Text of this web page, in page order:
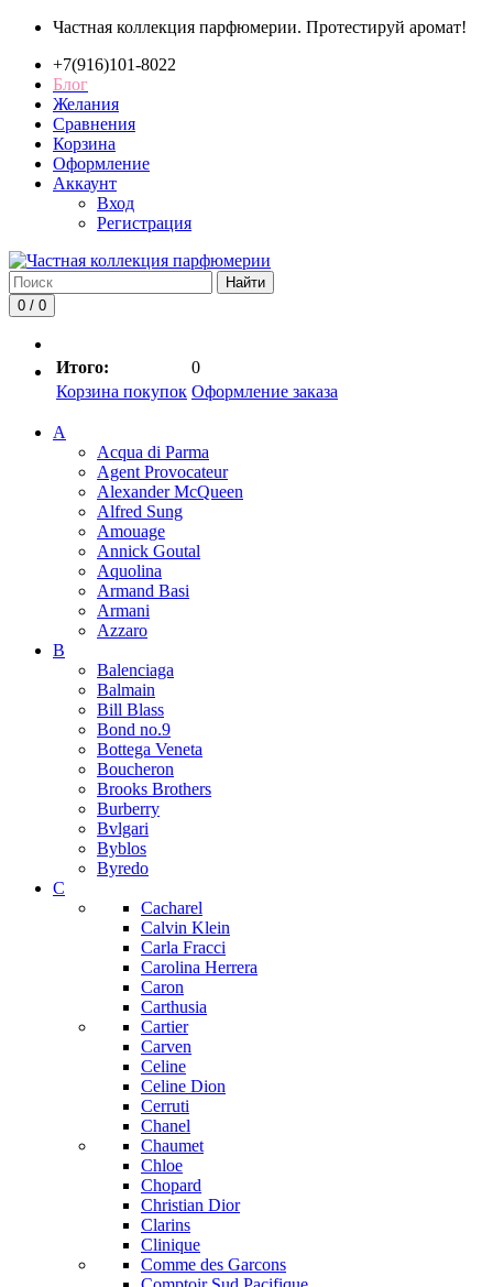
Частная коллекция парфюмерии. Протестируй аромат!
+7(916)101-8022
Блог
Желания
Сравнения
Корзина
Оформление
Аккаунт
Вход
Регистрация
Найти
0 / 0
Итого:
0
Корзина покупок Оформление заказа
A
Acqua di Parma
Agent Provocateur
Alexander McQueen
Alfred Sung
Amouage
Annick Goutal
Aquolina
Armand Basi
Armani
Azzaro
B
Balenciaga
Balmain
Bill Blass
Bond no.9
Bottega Veneta
Boucheron
Brooks Brothers
Burberry
Bvlgari
Byblos
Byredo
C
Cacharel
Calvin Klein
Carla Fracci
Carolina Herrera
Caron
Carthusia
Cartier
Carven
Celine
Celine Dion
Cerruti
Chanel
Chaumet
Chloe
Chopard
Christian Dior
Clarins
Clinique
Comme des Garcons